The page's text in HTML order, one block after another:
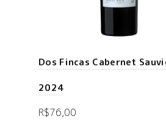
Dos Fincas Cabernet
2024
R$76,00